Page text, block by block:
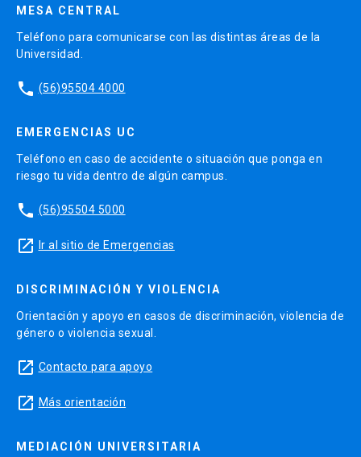
MESA CENTRAL
Teléfono para comunicarse con las distintas áreas de la
Universidad.
phone (56)95504 4000
EMERGENCIAS UC
Teléfono en caso de accidente o situación que ponga en
riesgo tu vida dentro de algún campus.
phone (56)95504 5000
launch Ir al sitio de Emergencias
DISCRIMINACIÓN Y VIOLENCIA
Orientación y apoyo en casos de discriminación, violencia de
género o violencia sexual.
launch Contacto para apoyo
launch Más orientación
MEDIACIÓN UNIVERSITARIA